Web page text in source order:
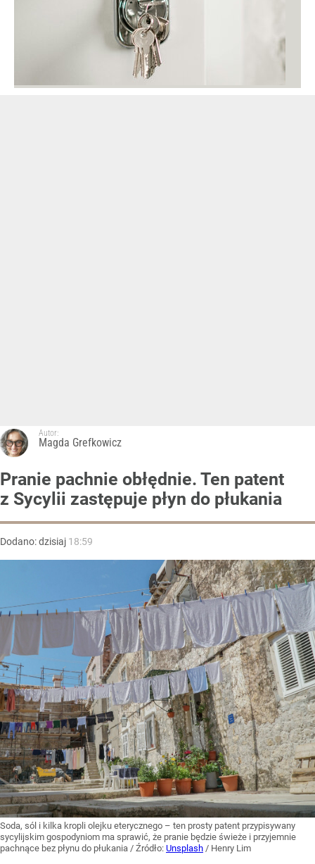
Autor:
Magda Grefkowicz
Pranie pachnie obłędnie. Ten patent
z Sycylii zastępuje płyn do płukania
Dodano:dzisiaj 18:59
Soda, sól i kilka kropli olejku eterycznego – ten prosty patent przypisywany
sycylijskim gospodyniom ma sprawić, że pranie będzie świeże i przyjemnie
pachnące bez płynu do płukania / Źródło: Unsplash / Henry Lim